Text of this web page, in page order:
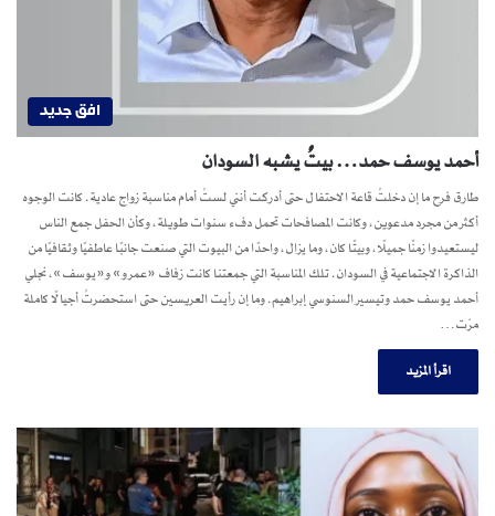
افق جديد
أحمد يوسف حمد… بيتٌ يشبه السودان
طارق فرح ما إن دخلتُ قاعة الاحتفال حتى أدركت أنني لستُ أمام مناسبة زواج عادية. كانت الوجوه
أكثر من مجرد مدعوين، وكانت المصافحات تحمل دفء سنوات طويلة، وكأن الحفل جمع الناس
ليستعيدوا زمنًا جميلًا، وبيتًا كان، وما يزال، واحدًا من البيوت التي صنعت جانبًا عاطفيًا وثقافيًا من
الذاكرة الاجتماعية في السودان. تلك المناسبة التي جمعتنا كانت زفاف «عمرو» و«يوسف»، نجلي
أحمد يوسف حمد وتيسير السنوسي إبراهيم. وما إن رأيت العريسين حتى استحضرتُ أجيالًا كاملة
مرّت…
اقرأ المزيد